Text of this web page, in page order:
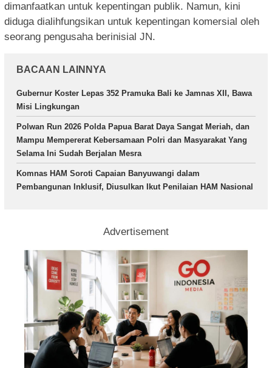
dimanfaatkan untuk kepentingan publik. Namun, kini
diduga dialihfungsikan untuk kepentingan komersial oleh
seorang pengusaha berinisial JN.
BACAAN LAINNYA
Gubernur Koster Lepas 352 Pramuka Bali ke Jamnas XII, Bawa
Misi Lingkungan
Polwan Run 2026 Polda Papua Barat Daya Sangat Meriah, dan
Mampu Mempererat Kebersamaan Polri dan Masyarakat Yang
Selama Ini Sudah Berjalan Mesra
Komnas HAM Soroti Capaian Banyuwangi dalam
Pembangunan Inklusif, Diusulkan Ikut Penilaian HAM Nasional
Advertisement